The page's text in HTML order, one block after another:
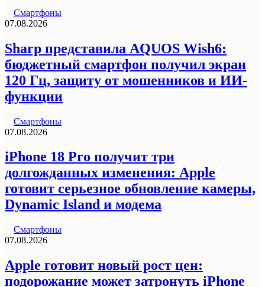
Смартфоны
07.08.2026
Sharp представила AQUOS Wish6:
бюджетный смартфон получил экран
120 Гц, защиту от мошенников и ИИ-
функции
Смартфоны
07.08.2026
iPhone 18 Pro получит три
долгожданных изменения: Apple
готовит серьезное обновление камеры,
Dynamic Island и модема
Смартфоны
07.08.2026
Apple готовит новый рост цен:
подорожание может затронуть iPhone